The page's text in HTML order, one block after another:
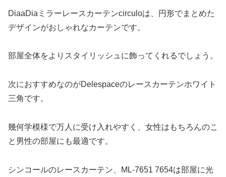
DiaaDiaミラーレースカーテンcirculoは、円形でまとめた
デザインがおしゃれなカーテンです。
部屋全体をよりスタイリッシュに飾ってくれるでしょう。
次におすすめなのがDelespaceのレースカーテンホワイト
三角です。
幾何学模様で万人に受け入れやすく、女性はもちろんのこ
と男性の部屋にも最適です。
シンコールのレースカーテン、ML-7651 7654は部屋に光